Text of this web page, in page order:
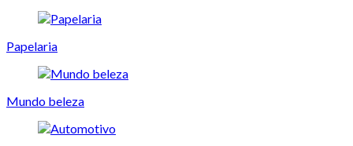
Papelaria
Mundo beleza